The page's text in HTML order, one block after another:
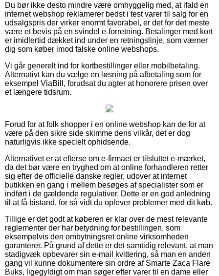
Du bør ikke desto mindre være omhyggelig med, at ifald en
internet webshop reklamerer bedst i test varer til salg for en
udsalgspris der virker enormt favorabel, er det for det meste
være et bevis på en svindel e-forretning. Betalinger med kort
er imidlertid dækket ind under en retningslinje, som værner
dig som køber imod falske online webshops.
Vi går generelt ind for kortbestillinger eller mobilbetaling.
Alternativt kan du vælge en løsning på afbetaling som for
eksempel ViaBill, forudsat du agter at honorere prisen over
et længere tidsrum.
Forud for at folk shopper i en online webshop kan de for at
være på den sikre side skimme dens vilkår, det er dog
naturligvis ikke specielt ophidsende.
Alternativet er at efterse om e-firmaet er tilsluttet e-mærket,
da det bør være en tryghed om at online forhandleren retter
sig efter de officielle danske regler, udover at internet
butikken en gang i mellem besøges af specialister som er
indført i de gældende regulativer. Dette er en god anledning
til at få bistand, for så vidt du oplever problemer med dit køb.
Tillige er det godt at køberen er klar over de mest relevante
reglementer der har betydning for bestillingen, som
eksempelvis den ombytningsret online virksomheden
garanterer. På grund af dette er det samtidig relevant, at man
stadigvæk opbevarer sin e-mail kvittering, så man en anden
gang vil kunne dokumentere sin ordre af Smarte Zaca Flare
Buks, ligegyldigt om man søger efter varer til en dame eller